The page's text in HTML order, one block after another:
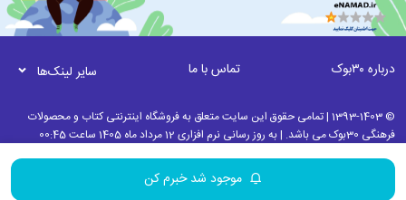
موجود شد خبرم کن
درباره ۳۰بوک تماس با ما سایر لینک‌ها
© 1393-1403 | تمامی حقوق این سایت متعلق به فروشگاه اینترنتی کتاب و محصولات
فرهنگی 30بوک می باشد. | به روز رسانی نرم افزاری 12 مرداد ماه 1405 ساعت 00:45